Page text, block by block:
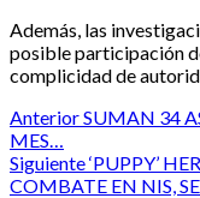
Además, las
posible participación
complicidad de
Post
navigation
AnteriorSUMAN 34
MES…
Siguiente‘PUPPY’
COMBATE EN NIS,